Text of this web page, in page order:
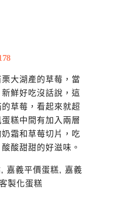
大湖產的草莓，當
鮮好吃沒話說，這
草莓，看起來就超
糕中間有加入兩層
霜和草莓切片，吃
酸甜甜的好滋味。